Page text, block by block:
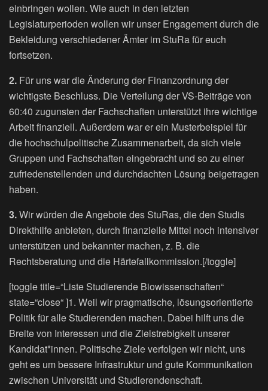
einbringen wollen. Wie auch in den letzten
Legislaturperioden wollen wir unser Engagement durch die
Bekleidung verschiedener Ämter im StuRa für euch
fortsetzen.
2. Für uns war die Änderung der Finanzordnung der
wichtigste Beschluss. Die Verteilung der VS-Beiträge von
60:40 zugunsten der Fachschaften unterstützt ihre wichtige
Arbeit finanziell. Außerdem war er ein Musterbeispiel für
die hochschulpolitische Zusammenarbeit, da sich viele
Gruppen und Fachschaften eingebracht und so zu einer
zufriedenstellenden und durchdachten Lösung beigetragen
haben.
3.Wir würden die Angebote des StuRas, die den Studis
Direkthilfe anbieten, durch finanzielle Mittel noch intensiver
unterstützen und bekannter machen, z. B. die
Rechtsberatung und die Härtefallkommission.[/toggle]
[toggle title=“Liste Studierende Biowissenschaften“
state=“close“ ]1. Weil wir pragmatische, lösungsorientierte
Politik für alle Studierenden machen. Dabei hilft uns die
Breite von Interessen und die Zielstrebigkeit unserer
Kandidat*innen. Politische Ziele verfolgen wir nicht, uns
geht es um bessere Infrastruktur und gute Kommunikation
zwischen Universität und Studierendenschaft.